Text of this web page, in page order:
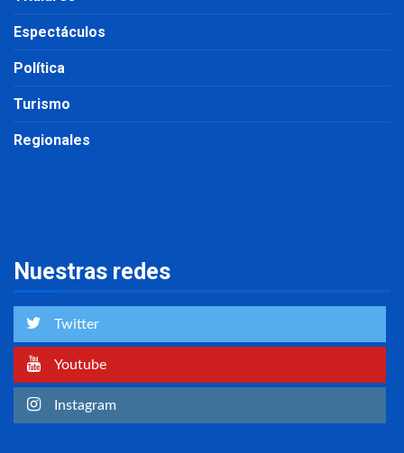
Espectáculos
Política
Turismo
Regionales
Nuestras redes
Twitter
Youtube
Instagram